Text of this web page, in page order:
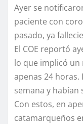
Ayer se
paciente con
pasado, ya
El COE reportó
lo que implicó
apenas 24
semana y habían
Con estos, en
catamarqueños